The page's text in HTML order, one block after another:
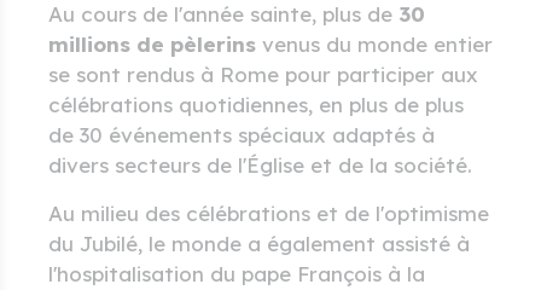
Au cours de l'année sainte, plus de 30
millions de pèlerins venus du monde entier
se sont rendus à Rome pour participer aux
célébrations quotidiennes, en plus de plus
de 30 événements spéciaux adaptés à
divers secteurs de l'Église et de la société.
Au milieu des célébrations et de l'optimisme
du Jubilé, le monde a également assisté à
l'hospitalisation du pape François à la